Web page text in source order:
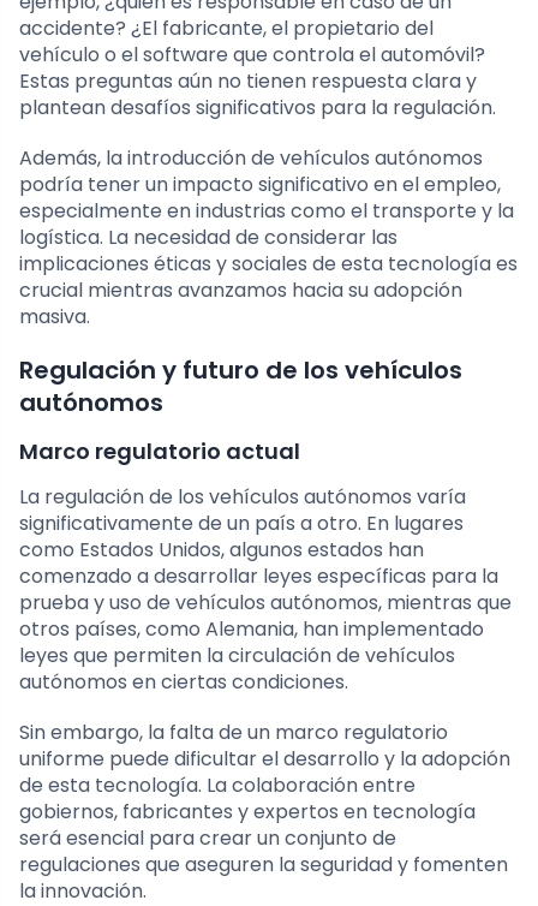
accidente? ¿El fabricante, el propietario del
vehículo o el software que controla el automóvil?
Estas preguntas aún no tienen respuesta clara y
plantean desafíos significativos para la regulación.
Además, la introducción de vehículos autónomos
podría tener un impacto significativo en el empleo,
especialmente en industrias como el transporte y la
logística. La necesidad de considerar las
implicaciones éticas y sociales de esta tecnología es
crucial mientras avanzamos hacia su adopción
masiva.
Regulación y futuro de los vehículos
autónomos
Marco regulatorio actual
La regulación de los vehículos autónomos varía
significativamente de un país a otro. En lugares
como Estados Unidos, algunos estados han
comenzado a desarrollar leyes específicas para la
prueba y uso de vehículos autónomos, mientras que
otros países, como Alemania, han implementado
leyes que permiten la circulación de vehículos
autónomos en ciertas condiciones.
Sin embargo, la falta de un marco regulatorio
uniforme puede dificultar el desarrollo y la adopción
de esta tecnología. La colaboración entre
gobiernos, fabricantes y expertos en tecnología
será esencial para crear un conjunto de
regulaciones que aseguren la seguridad y fomenten
la innovación.